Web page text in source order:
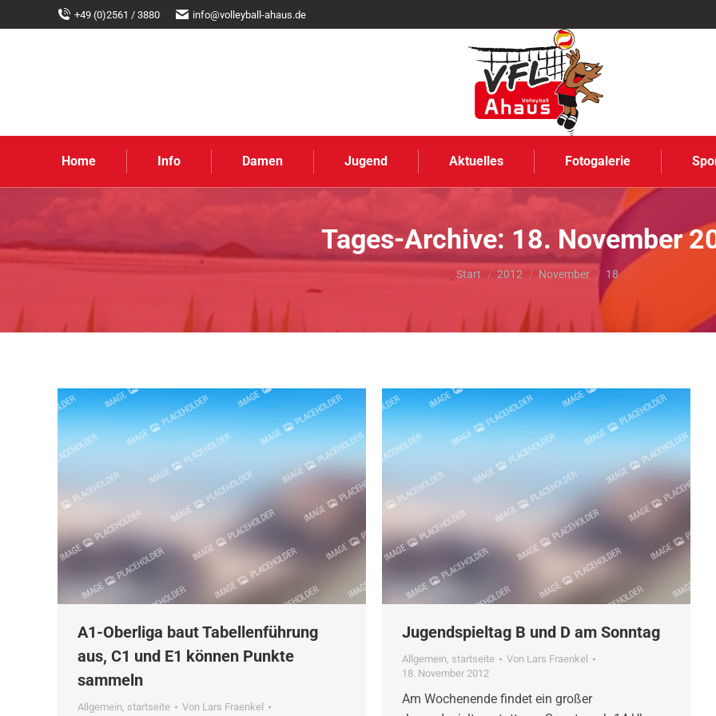
+49 (0)2561 / 3880 info@volleyball-ahaus.de
Home Info Damen Jugend Aktuelles Fotogalerie
Tages-Archive: 18. November
Sie befinden sich hier:
Start 2012 November 18
A1-Oberliga baut Tabellenführung
aus, C1 und E1 können Punkte
sammeln
Allgemein, startseite Von Lars Fraenkel
Jugendspieltag B und D am Sonntag
Allgemein, startseite Von Lars Fraenkel
18. November 2012
Am Wochenende findet ein großer